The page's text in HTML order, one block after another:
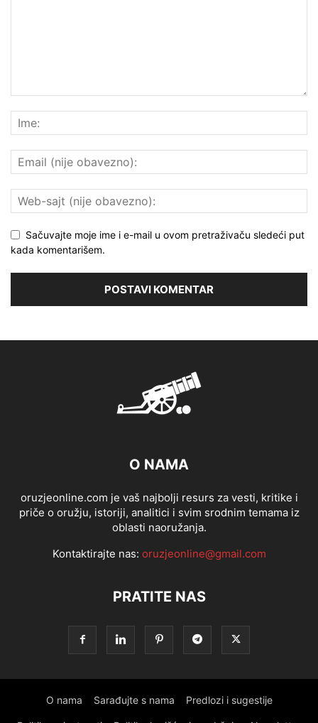
Sačuvajte moje ime i e-mail u ovom pretraživaču sledeći put
kada komentarišem.
O NAMA
oruzjeonline.com je vaš najbolji resurs za vesti, kritike i
priče o oružju, istoriji, analitici i svim srodnim temama iz
oblasti naoružanja.
Kontaktirajte nas: oruzjeonline@gmail.com
PRATITE NAS
O nama Sarađujte s nama Predlozi i sugestije